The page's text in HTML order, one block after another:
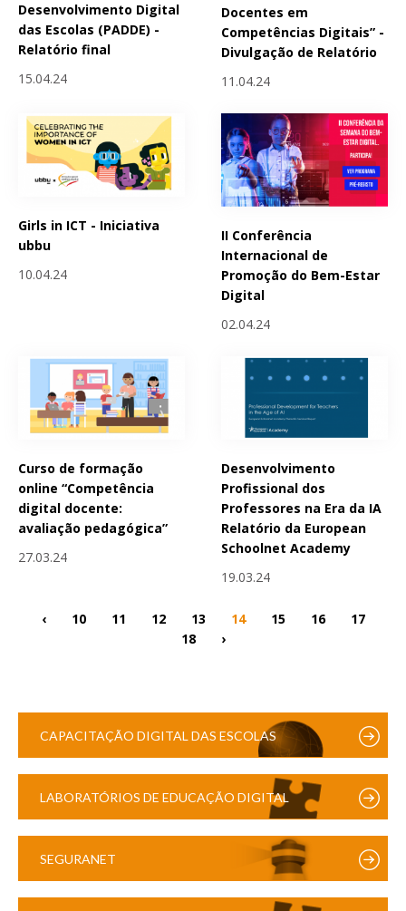
Desenvolvimento Digital
das Escolas (PADDE) -
Relatório final
15.04.24
Docentes em
Competências Digitais” -
Divulgação de Relatório
11.04.24
Girls in ICT - Iniciativa
ubbu
10.04.24
II Conferência
Internacional de
Promoção do Bem-Estar
Digital
02.04.24
Curso de formação
online “Competência
digital docente:
avaliação pedagógica”
27.03.24
Desenvolvimento
Profissional dos
Professores na Era da IA
Relatório da European
Schoolnet Academy
19.03.24
‹ 10 11 12 13 14 15 16
17
18
›
CAPACITAÇÃO DIGITAL DAS ESCOLAS
LABORATÓRIOS DE EDUCAÇÃO DIGITAL
SEGURANET